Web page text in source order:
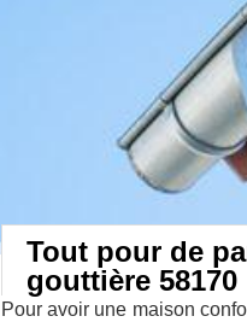
Tout pour de
gouttière 58170
Pour avoir une maison